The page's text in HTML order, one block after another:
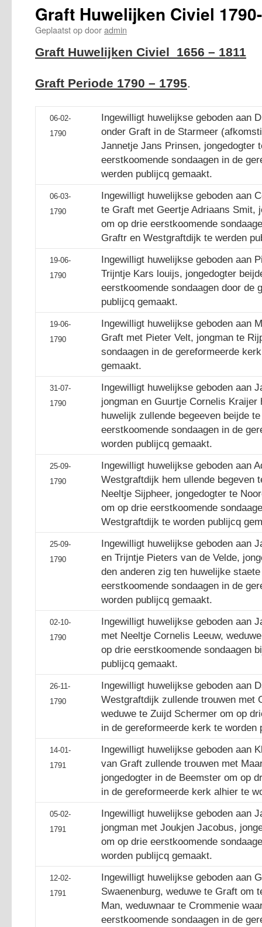
Graft Huwelijken Civiel
Geplaatst opdooradmin
Graft Huwelijken Civiel 1656 – 1811
Graft Periode 1790 – 1795.
06-02-
1790
Ingewilligt huwelijkse geboden aan
onder Graft in de Starmeer
Jannetje Jans Prinsen, jongedogter
eerstkoomende sondaagen in de
werden publijcq gemaakt.
06-03-
1790
Ingewilligt huwelijkse geboden aan
te Graft met Geertje Adriaans Smit,
om op drie eerstkoomende
Graftr en Westgraftdijk te werden
19-06-
1790
Ingewilligt huwelijkse geboden aan
Trijntje Kars louijs, jongedogter
eerstkoomende sondaagen door de
publijcq gemaakt.
19-06-
1790
Ingewilligt huwelijkse geboden aan
Graft met Pieter Velt, jongman te
sondaagen in de gereformeerde
gemaakt.
31-07-
1790
Ingewilligt huwelijkse geboden aan
jongman en Guurtje Cornelis Kraijer
huwelijk zullende begeeven beijde
eerstkoomende sondaagen in de
worden publijcq gemaakt.
25-09-
1790
Ingewilligt huwelijkse geboden aan
Westgraftdijk hem ullende begeven
Neeltje Sijpheer, jongedogter te
om op drie eerstkoomende
Westgraftdijk te worden publijcq
25-09-
1790
Ingewilligt huwelijkse geboden aan
en Trijntje Pieters van de Velde,
den anderen zig ten huwelijke
eerstkoomende sondaagen in de
worden publijcq gemaakt.
02-10-
1790
Ingewilligt huwelijkse geboden aan
met Neeltje Cornelis Leeuw,
op drie eerstkoomende sondaagen
publijcq gemaakt.
26-11-
1790
Ingewilligt huwelijkse geboden aan
Westgraftdijk zullende trouwen met
weduwe te Zuijd Schermer om op
in de gereformeerde kerk te worden
14-01-
1791
Ingewilligt huwelijkse geboden aan
van Graft zullende trouwen met
jongedogter in de Beemster om op
in de gereformeerde kerk alhier te
05-02-
1791
Ingewilligt huwelijkse geboden aan
jongman met Joukjen Jacobus,
om op drie eerstkoomende
worden publijcq gemaakt.
12-02-
1791
Ingewilligt huwelijkse geboden aan
Swaenenburg, weduwe te Graft om
Man, weduwnaar te Crommenie
eerstkoomende sondaagen in de